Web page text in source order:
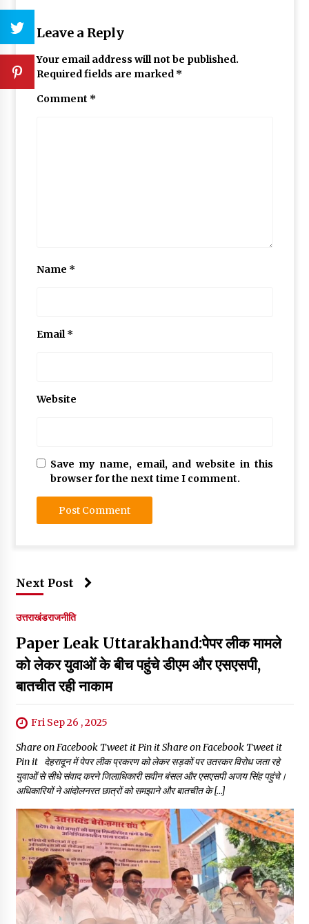
Leave a Reply
Your email address will not be published.
Required fields are marked *
Comment *
Name *
Email*
Website
Save my name, email, and website in this
browser for the next time I comment.
Next Post
उत्तराखंडराजनीति
Paper Leak Uttarakhand:पेपर लीक मामले
को लेकर युवाओं के बीच पहुंचे डीएम और एसएसपी,
बातचीत रही नाकाम
Fri Sep 26 , 2025
Share on Facebook Tweet it Pin it Share on Facebook Tweet it
Pin it देहरादून में पेपर लीक प्रकरण को लेकर सड़कों पर उतरकर विरोध जता रहे
युवाओं से सीधे संवाद करने जिलाधिकारी सवीन बंसल और एसएसपी अजय सिंह पहुंचे।
अधिकारियों ने आंदोलनरत छात्रों को समझाने और बातचीत के […]